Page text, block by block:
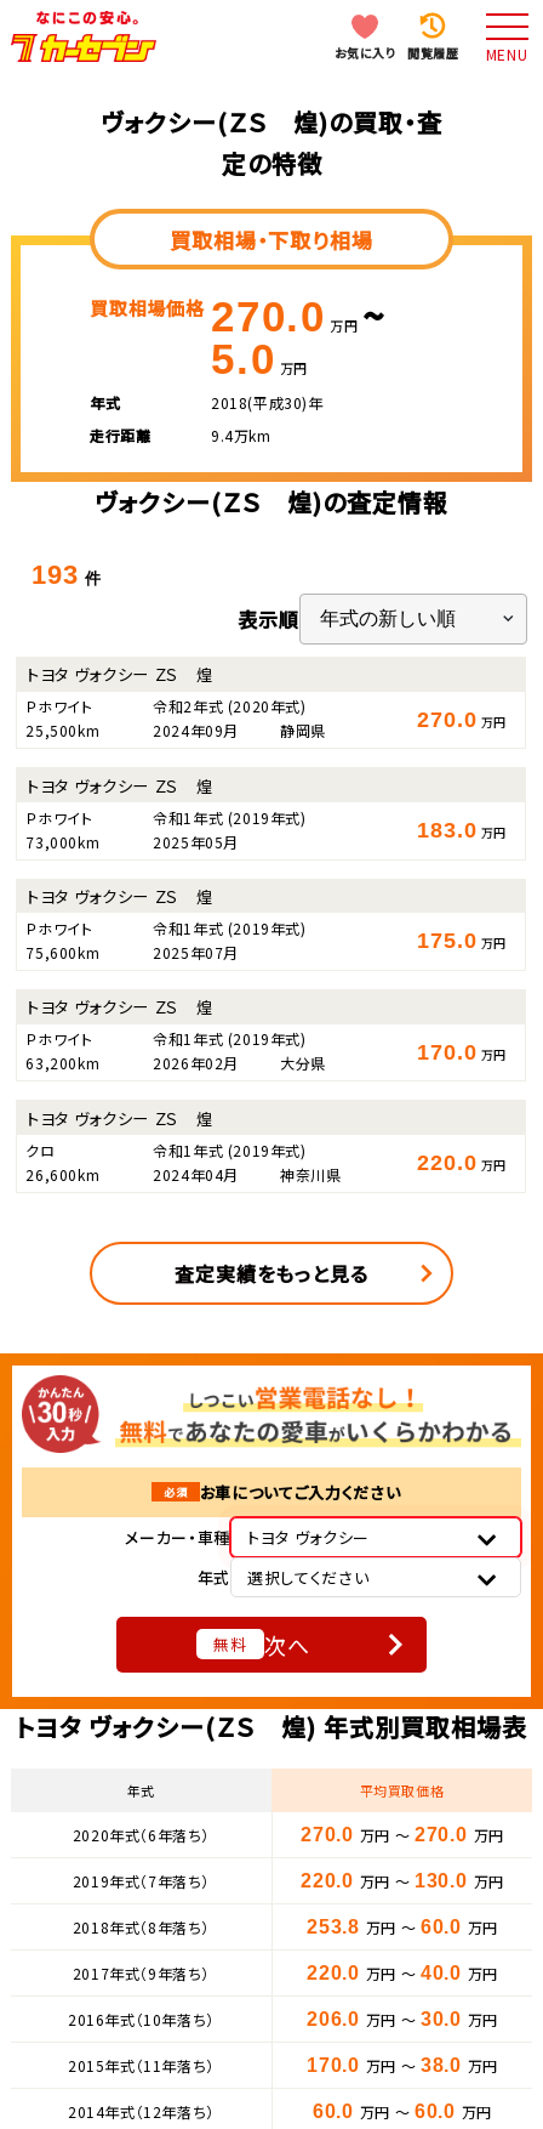
お気に入り 閲覧履歴 MENU
ヴォクシー(ＺＳ 煌)の買取・査
定の特徴
買取相場・下取り相場
買取相場価格 270.0 万円 ~
5.0 万円
年式
2018(平成30)年
走行距離
9.4万km
ヴォクシー(ＺＳ 煌)の査定情報
193 件
表示順
トヨタ ヴォクシー ＺＳ 煌
Ｐホワイト 令和2年式 (2020年式)
25,500km
2024年09月 静岡県 270.0 万円
トヨタ ヴォクシー ＺＳ 煌
Ｐホワイト 令和1年式 (2019年式)
73,000km
2025年05月 183.0 万円
トヨタ ヴォクシー ＺＳ 煌
Ｐホワイト 令和1年式 (2019年式)
75,600km
2025年07月 175.0 万円
トヨタ ヴォクシー ＺＳ 煌
Ｐホワイト 令和1年式 (2019年式)
63,200km
2026年02月 大分県 170.0 万円
トヨタ ヴォクシー ＺＳ 煌
クロ 令和1年式 (2019年式)
26,600km
2024年04月 神奈川県 220.0 万円
査定実績をもっと見る
必須
お車についてご入力ください
メーカー・車種
トヨタ ヴォクシー
年式
選択してください
無料 次へ
トヨタ ヴォクシー(ＺＳ 煌) 年式別買取相場表
年式 平均買取価格
2020年式（6年落ち） 270.0 万円 ～ 270.0 万円
2019年式（7年落ち） 220.0 万円 ～ 130.0 万円
2018年式（8年落ち） 253.8 万円 ～ 60.0 万円
2017年式（9年落ち） 220.0 万円 ～ 40.0 万円
2016年式（10年落ち） 206.0 万円 ～ 30.0 万円
2015年式（11年落ち） 170.0 万円 ～ 38.0 万円
2014年式（12年落ち） 60.0 万円 ～ 60.0 万円